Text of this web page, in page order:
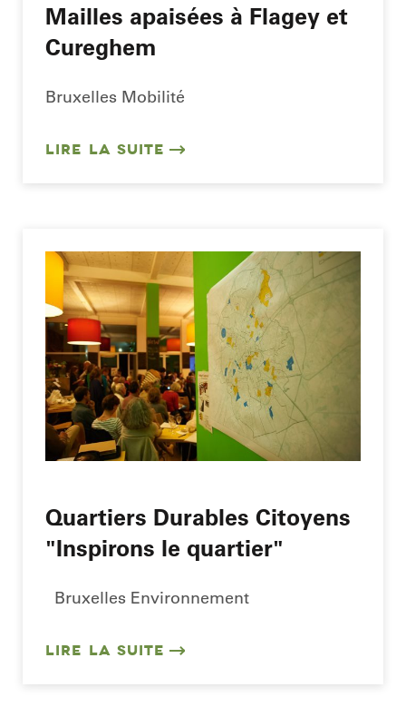
Mailles apaisées à Flagey et
Cureghem
Bruxelles Mobilité
LIRE LA SUITE
Quartiers Durables Citoyens
"Inspirons le quartier"
Bruxelles Environnement
LIRE LA SUITE